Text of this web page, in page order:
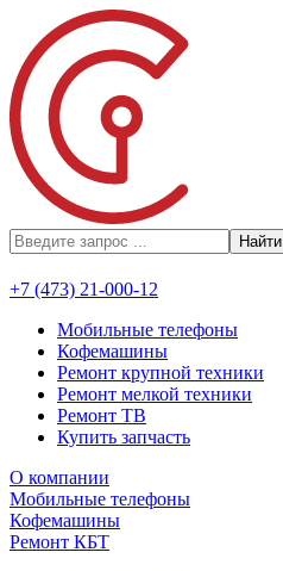
Найти
+7 (473) 21-000-12
Мобильные телефоны
Кофемашины
Ремонт крупной техники
Ремонт мелкой техники
Ремонт ТВ
Купить запчасть
О компании
Мобильные телефоны
Кофемашины
Ремонт КБТ